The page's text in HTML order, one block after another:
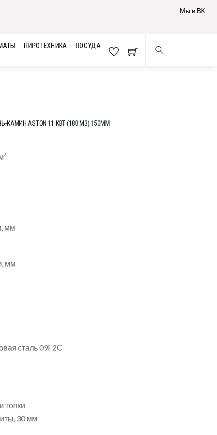
Мы в ВК
ПИРОТЕХНИКА ПОСУДА
КАМИН ASTON 11 КВТ (180 М3) 150ММ
мм
мм
сталь 09Г2С
топки
30 мм